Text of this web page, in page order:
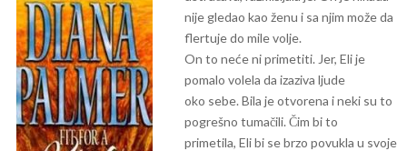
nije gledao kao ženu i sa njim može da
flertuje do mile volje.
On to neće ni primetiti. Jer, Eli je
pomalo volela da izaziva ljude
oko sebe. Bila je otvorena i neki su to
pogrešno tumačili. Čim bi to
primetila, Eli bi se brzo povukla u svoje